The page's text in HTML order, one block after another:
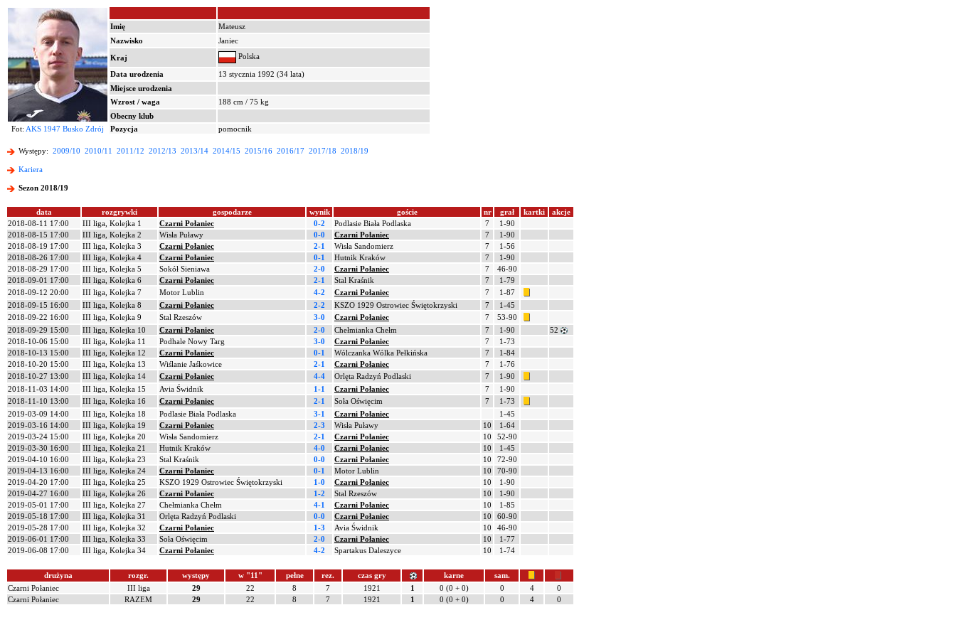
Imię
Mateusz
Nazwisko
Janiec
Kraj
Polska
Data urodzenia
13 stycznia 1992 (34 lata)
Miejsce urodzenia
Wzrost / waga
188 cm / 75 kg
Obecny klub
Fot: AKS 1947 Busko Zdrój Pozycja pomocnik
Występy: 2009/10 2010/11 2011/12 2012/13 2013/14 2014/15 2015/16 2016/17 2017/18 2018/19
Kariera
Sezon 2018/19
data rozgrywki gospodarze wynik goście nr grał kartki
akcje
2018-08-11 17:00
III liga, Kolejka 1 Czarni Połaniec 0-2 Podlasie Biała Podlaska 7
1-90
2018-08-15 17:00
III liga, Kolejka 2 Wisła Puławy 0-0 Czarni Połaniec 7
1-90
2018-08-19 17:00
III liga, Kolejka 3 Czarni Połaniec 2-1 Wisła Sandomierz 7
1-56
2018-08-26 17:00
III liga, Kolejka 4 Czarni Połaniec 0-1 Hutnik Kraków 7
1-90
2018-08-29 17:00
III liga, Kolejka 5 Sokół Sieniawa 2-0 Czarni Połaniec 7
46-90
2018-09-01 17:00
III liga, Kolejka 6 Czarni Połaniec 2-1 Stal Kraśnik 7
1-79
2018-09-12 20:00
III liga, Kolejka 7 Motor Lublin 4-2 Czarni Połaniec 7
1-87
2018-09-15 16:00
III liga, Kolejka 8 Czarni Połaniec 2-2 KSZO 1929 Ostrowiec Świętokrzyski 7
1-45
2018-09-22 16:00
III liga, Kolejka 9 Stal Rzeszów 3-0 Czarni Połaniec 7
53-90
2018-09-29 15:00
III liga, Kolejka 10 Czarni Połaniec 2-0 Chełmianka Chełm 7 1-90
52
2018-10-06 15:00
III liga, Kolejka 11 Podhale Nowy Targ 3-0 Czarni Połaniec 7
1-73
2018-10-13 15:00
III liga, Kolejka 12 Czarni Połaniec 0-1 Wólczanka Wólka Pełkińska 7
1-84
2018-10-20 15:00
III liga, Kolejka 13 Wiślanie Jaśkowice 2-1 Czarni Połaniec 7
1-76
2018-10-27 13:00
III liga, Kolejka 14 Czarni Połaniec 4-4 Orlęta Radzyń Podlaski 7
1-90
2018-11-03 14:00
III liga, Kolejka 15 Avia Świdnik 1-1 Czarni Połaniec 7
1-90
2018-11-10 13:00
III liga, Kolejka 16 Czarni Połaniec 2-1 Soła Oświęcim 7
1-73
2019-03-09 14:00
III liga, Kolejka 18 Podlasie Biała Podlaska 3-1 Czarni Połaniec
1-45
2019-03-16 14:00
III liga, Kolejka 19 Czarni Połaniec 2-3 Wisła Puławy 10
1-64
2019-03-24 15:00
III liga, Kolejka 20 Wisła Sandomierz 2-1 Czarni Połaniec 10
52-90
2019-03-30 16:00
III liga, Kolejka 21 Hutnik Kraków 4-0 Czarni Połaniec 10
1-45
2019-04-10 16:00
III liga, Kolejka 23 Stal Kraśnik 0-0 Czarni Połaniec 10
72-90
2019-04-13 16:00
III liga, Kolejka 24 Czarni Połaniec 0-1 Motor Lublin 10
70-90
2019-04-20 17:00
III liga, Kolejka 25 KSZO 1929 Ostrowiec Świętokrzyski 1-0 Czarni Połaniec 10
1-90
2019-04-27 16:00
III liga, Kolejka 26 Czarni Połaniec 1-2 Stal Rzeszów 10
1-90
2019-05-01 17:00
III liga, Kolejka 27 Chełmianka Chełm 4-1 Czarni Połaniec 10
1-85
2019-05-18 17:00
III liga, Kolejka 31 Orlęta Radzyń Podlaski 0-0 Czarni Połaniec 10
60-90
2019-05-28 17:00
III liga, Kolejka 32 Czarni Połaniec 1-3 Avia Świdnik 10
46-90
2019-06-01 17:00
III liga, Kolejka 33 Soła Oświęcim 2-0 Czarni Połaniec 10
1-77
2019-06-08 17:00
III liga, Kolejka 34 Czarni Połaniec 4-2 Spartakus Daleszyce 10 1-74
drużyna rozgr. występy w "11" pełne rez. czas gry karne
sam.
Czarni Połaniec
III liga 29 22 8 7 1921 1 0 (0 + 0) 0 4
0
Czarni Połaniec
RAZEM 29 22 8 7 1921 1 0 (0 + 0) 0 4 0